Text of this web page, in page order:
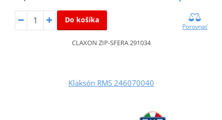
Do košíka
Porovnať
CLAXON ZIP-SFERA 291034
Klaksón RMS 246070040